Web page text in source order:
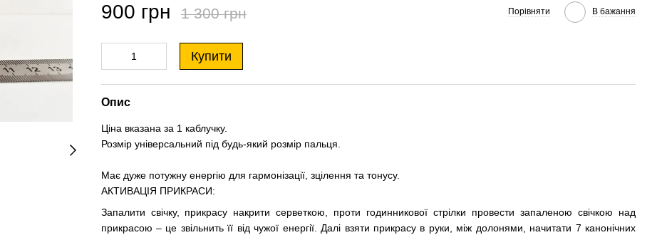
900 грн 1 300 грн Порівняти В бажання
Купити
Опис
Ціна вказана за 1 каблучку.
Розмір універсальний під будь-який розмір пальця.
Має дуже потужну енергію для гармонізації, зцілення та тонусу.
АКТИВАЦІЯ ПРИКРАСИ:
Запалити свічку, прикрасу накрити серветкою, проти годинникової стрілки провести запаленою свічкою над
прикрасою – це звільнить її від чужої енергії. Далі взяти прикрасу в руки, між долонями, начитати 7 канонічних